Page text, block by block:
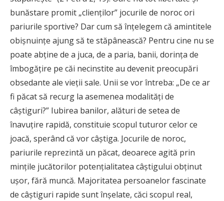
bunăstare promit „clienților” jocurile de noroc ori
pariurile sportive? Dar cum să înțelegem că amintitele
obișnuințe ajung să te stăpânească? Pentru cine nu se
poate abține de a juca, de a paria, banii, dorința de
îmbogățire pe căi necinstite au devenit preocupări
obsedante ale vieții sale. Unii se vor întreba: „De ce ar
fi păcat să recurg la asemenea modalități de
câștiguri?” Iubirea banilor, alături de setea de
înavuţire rapidă, constituie scopul tuturor celor ce
joacă, sperând că vor câştiga. Jocurile de noroc,
pariurile reprezintă un păcat, deoarece agită prin
mințile jucătorilor potențialitatea câştigului obţinut
uşor, fără muncă. Majoritatea persoanelor fascinate
de câștiguri rapide sunt înșelate, căci scopul real,